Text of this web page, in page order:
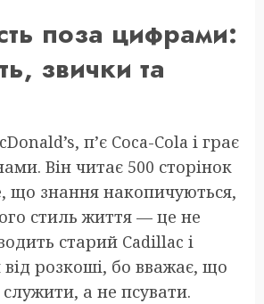
поза цифрами:
звички та
п’є Coca-Cola і грає
Він читає 500 сторінок
що знання накопичуються,
стиль життя — це не
старий Cadillac і
від розкоші, бо вважає, що
а не псувати.